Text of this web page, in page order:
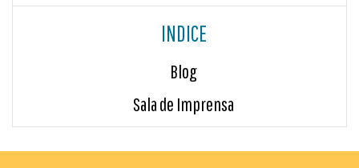
INDICE
Blog
Sala de Imprensa